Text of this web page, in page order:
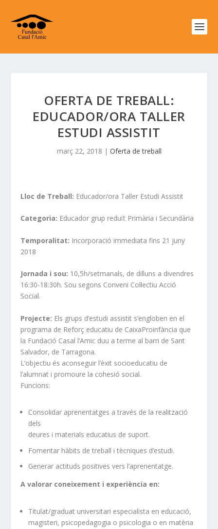
OFERTA DE TREBALL:
EDUCADOR/ORA TALLER
ESTUDI ASSISTIT
març 22, 2018 | Oferta de treball
Lloc de Treball: Educador/ora Taller Estudi Assistit
Categoria: Educador grup reduït Primària i Secundària
Temporalitat: Incorporació immediata fins 21 juny
2018
Jornada i sou: 10,5h/setmanals, de dilluns a divendres
16:30-18:30h. Sou segons Conveni Col·lectiu Acció
Social.
Projecte: Els grups d’estudi assistit s’engloben en el
programa de Reforç educatiu de CaixaProinfància que
la Fundació Casal l’Amic duu a terme al barri de Sant
Salvador, de Tarragona.
L’objectiu és aconseguir l’èxit socioeducatiu de
l’alumnat i promoure la cohesió social.
Funcions:
Consolidar aprenentatges a través de la realització
dels
deures i materials educatius de suport.
Fomentar hàbits de treball i tècniques d’estudi.
Generar actituds positives vers l’aprenentatge.
A valorar coneixement i experiència en:
Titulat/graduat universitari especialista en educació,
magisteri, psicopedagogia o psicologia o en matèria